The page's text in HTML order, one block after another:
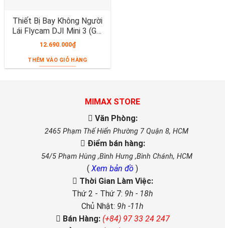
Thiết Bị Bay Không Người
Lái Flycam DJI Mini 3 (GL)
MT3PD Kèm Điều Khiển
12.690.000₫
THÊM VÀO GIỎ HÀNG
MIMAX STORE
Văn Phòng:
2465 Phạm Thế Hiển Phường 7 Quận 8, HCM
Điểm bán hàng:
54/5 Phạm Hùng ,Bình Hưng ,Bình Chánh, HCM
( Xem bản đồ )
Thời Gian Làm Việc:
Thứ 2 - Thứ 7: 9h - 18h
Chủ Nhật: 9h -11h
Bán Hàng: (+84) 97 33 24 247